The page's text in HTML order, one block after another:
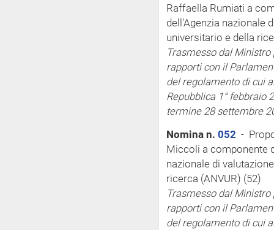
Raffaella Rumiati a
dell'Agenzia nazionale
universitario e della
Trasmesso dal
rapporti con il
del regolamento di cui
Repubblica 1° febbraio
termine 28 settembre
Nomina n. 052 -
Miccoli a componente
nazionale di
ricerca (ANVUR) (52)
Trasmesso dal
rapporti con il
del regolamento di cui